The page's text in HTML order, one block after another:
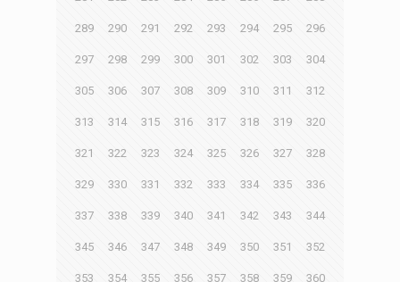
289 290 291 292 293 294 295 296
297 298 299 300 301 302 303 304
305 306 307 308 309 310 311 312
313 314 315 316 317 318 319 320
321 322 323 324 325 326 327 328
329 330 331 332 333 334 335 336
337 338 339 340 341 342 343 344
345 346 347 348 349 350 351 352
353 354 355 356 357 358 359 360